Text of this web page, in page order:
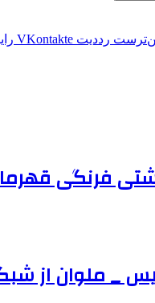
‫رددیت ‫VKontakte
قهرمانی
_ ملوان از